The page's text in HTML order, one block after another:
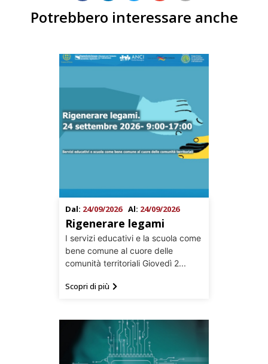
Potrebbero interessare anche
Dal: 24/09/2026 Al: 24/09/2026
Rigenerare legami
I servizi educativi e la scuola come
bene comune al cuore delle
comunità territoriali Giovedì 2...
Scopri di più